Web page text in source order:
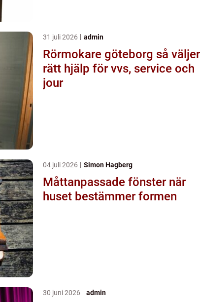
31 juli 2026 admin
Rörmokare göteborg så väljer du
rätt hjälp för vvs, service och
jour
04 juli 2026 Simon Hagberg
Måttanpassade fönster när
huset bestämmer formen
30 juni 2026 admin